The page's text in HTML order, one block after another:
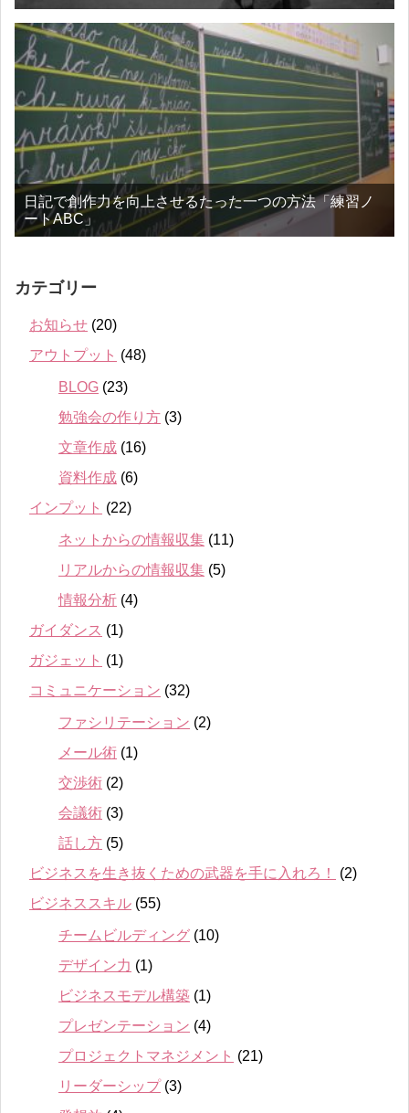
日記で創作力を向上させるたった一つの方法「練習ノ
ートABC」
カテゴリー
お知らせ (20)
アウトプット (48)
BLOG (23)
勉強会の作り方 (3)
文章作成 (16)
資料作成 (6)
インプット (22)
ネットからの情報収集 (11)
リアルからの情報収集 (5)
情報分析 (4)
ガイダンス (1)
ガジェット (1)
コミュニケーション (32)
ファシリテーション (2)
メール術 (1)
交渉術 (2)
会議術 (3)
話し方 (5)
ビジネスを生き抜くための武器を手に入れろ！
(2)
ビジネススキル (55)
チームビルディング (10)
デザイン力 (1)
ビジネスモデル構築 (1)
プレゼンテーション (4)
プロジェクトマネジメント (21)
リーダーシップ(3)